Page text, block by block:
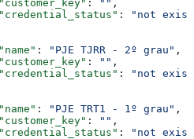
"customer_key"
: "" ,
"credential_status"
:
"not
"name"
: "PJE TJRR - 2º grau" ,
"customer_key"
: "" ,
"credential_status"
:
"not
"name"
: "PJE TRT1 - 1º grau" ,
"customer_key"
: "" ,
"credential_status"
:
"not